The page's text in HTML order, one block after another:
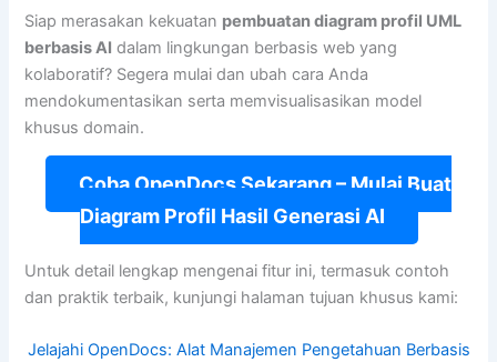
Siap merasakan kekuatan pembuatan diagram profil UML
berbasis AI dalam lingkungan berbasis web yang
kolaboratif? Segera mulai dan ubah cara Anda
mendokumentasikan serta memvisualisasikan model
khusus domain.
Coba OpenDocs Sekarang – Mulai Buat
Diagram Profil Hasil Generasi AI
Untuk detail lengkap mengenai fitur ini, termasuk contoh
dan praktik terbaik, kunjungi halaman tujuan khusus kami:
Jelajahi OpenDocs: Alat Manajemen Pengetahuan Berbasis